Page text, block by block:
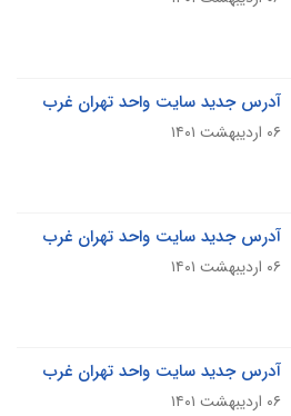
آدرس جدید سایت واحد تهران غرب
آدرس جدید سایت واحد تهران غرب
آدرس جدید سایت واحد تهران غرب